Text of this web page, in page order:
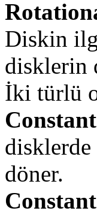
Diskin
disklerin
İki türlü
disklerde
döner.